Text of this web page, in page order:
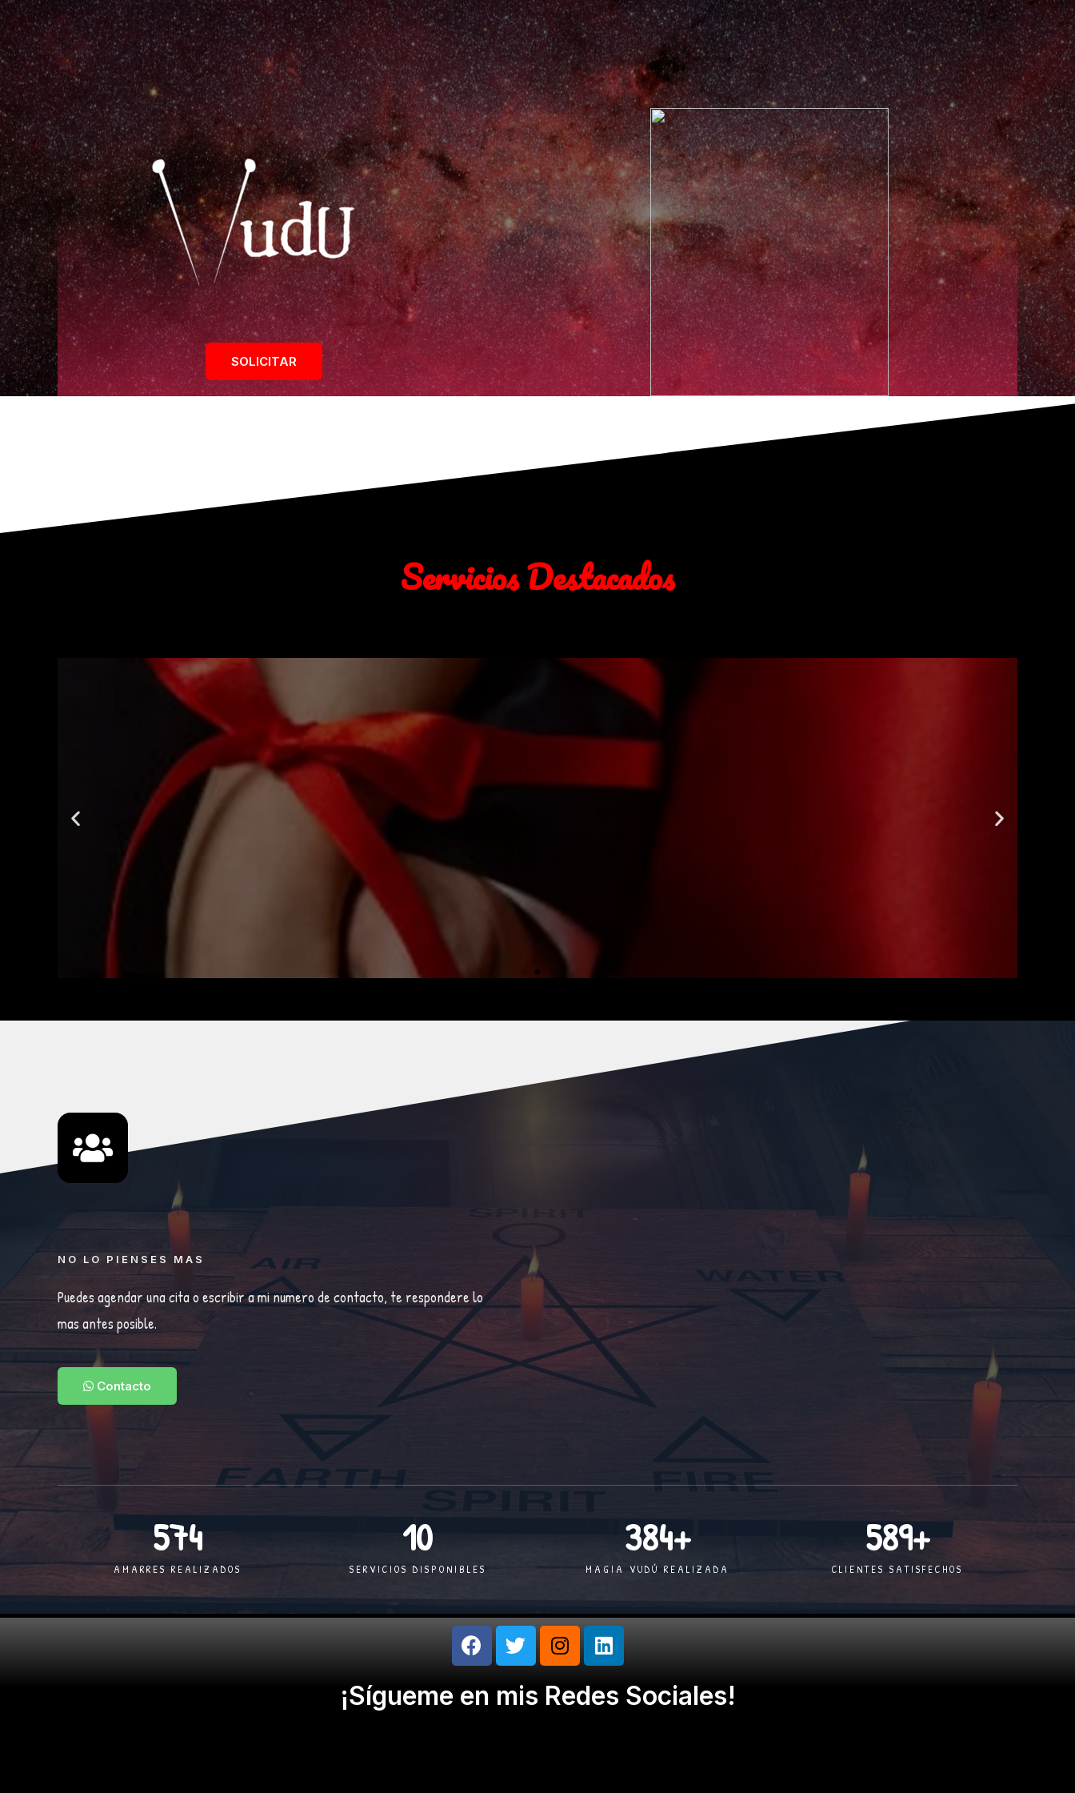
SOLICITAR
Servicios Destacados
Magia Vudú
NO LO PIENSES MAS
Puedes agendar una cita o escribir a mi numero de contacto, te respondere lo
mas antes posible.
Contacto
574
AMARRES REALIZADOS
10
SERVICIOS DISPONIBLES
384+
MAGIA VUDÚ REALIZADA
589+
CLIENTES SATISFECHOS
¡Sígueme en mis Redes Sociales!